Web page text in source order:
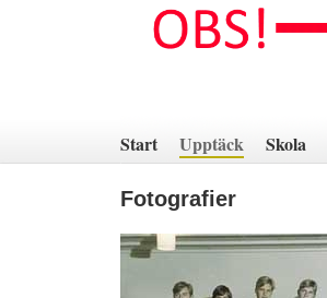
innehåll
Start Upptäck Skola
Fotografier